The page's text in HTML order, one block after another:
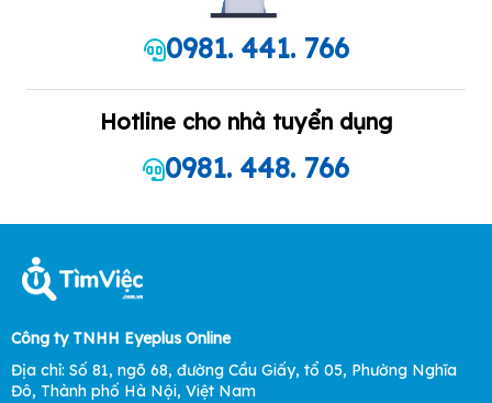
0981. 441. 766
Hotline cho nhà tuyển dụng
0981. 448. 766
Công ty TNHH Eyeplus Online
Địa chỉ: Số 81, ngõ 68, đường Cầu Giấy, tổ 05, Phường Nghĩa
Đô, Thành phố Hà Nội, Việt Nam